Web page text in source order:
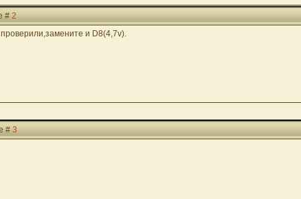
#2
и D8(4,7v).
#3